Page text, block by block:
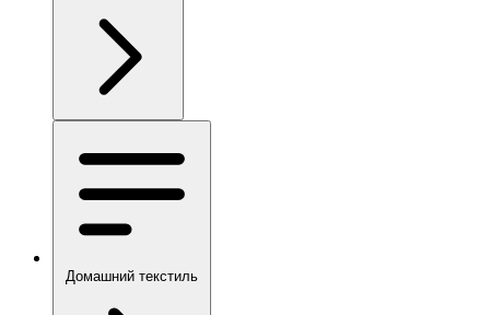
Домашний текстиль